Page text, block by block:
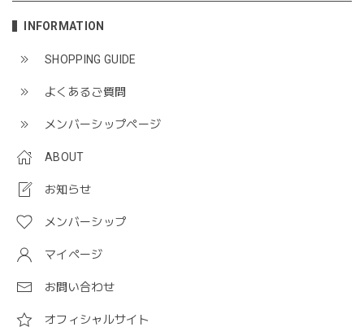
INFORMATION
SHOPPING GUIDE
よくあるご質問
メンバーシップページ
ABOUT
お知らせ
メンバーシップ
マイページ
お問い合わせ
オフィシャルサイト